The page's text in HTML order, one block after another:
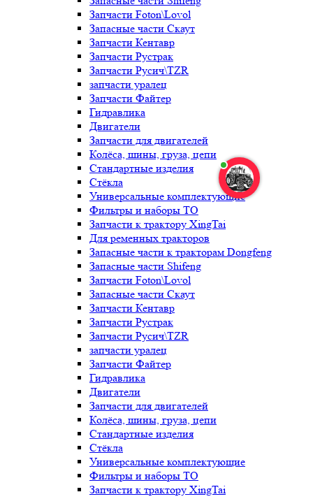
Запчасти Foton\Lovol
Запасные части Скаут
Запчасти Кентавр
Запчасти Рустрак
Запчасти Русич\TZR
запчасти уралец
Запчасти Файтер
Гидравлика
Двигатели
Запчасти для двигателей
Колёса, шины, груза, цепи
Стандартные изделия
Стёкла
Универсальные комплектующие
Фильтры и наборы ТО
Запчасти к трактору XingTai
Для ременных тракторов
Запасные части к тракторам Dongfeng
Запасные части Shifeng
Запчасти Foton\Lovol
Запасные части Скаут
Запчасти Кентавр
Запчасти Рустрак
Запчасти Русич\TZR
запчасти уралец
Запчасти Файтер
Гидравлика
Двигатели
Запчасти для двигателей
Колёса, шины, груза, цепи
Стандартные изделия
Стёкла
Универсальные комплектующие
Фильтры и наборы ТО
Запчасти к трактору XingTai